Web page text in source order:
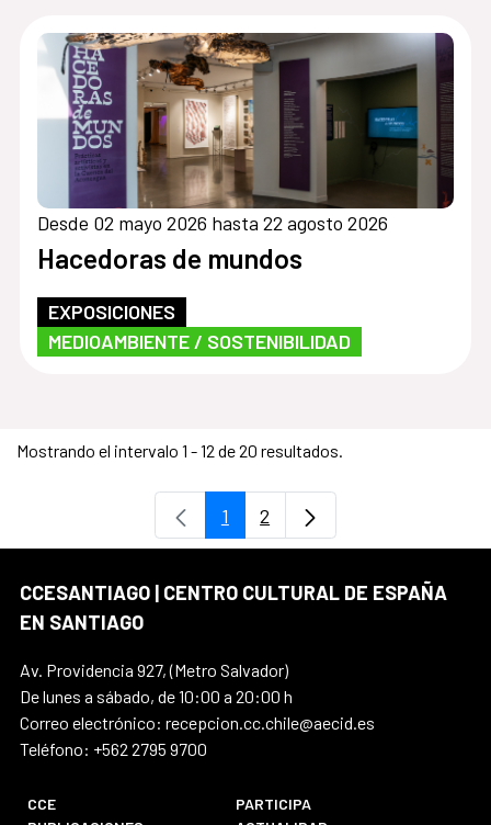
Desde 02 mayo 2026 hasta 22 agosto 2026
Hacedoras de mundos
EXPOSICIONES
MEDIOAMBIENTE / SOSTENIBILIDAD
Mostrando el intervalo 1 - 12 de 20 resultados.
Página
1 Página
2
CCESANTIAGO | CENTRO CULTURAL DE ESPAÑA
EN SANTIAGO
Av. Providencia 927, (Metro Salvador)
De lunes a sábado, de 10:00 a 20:00 h
Correo electrónico: recepcion.cc.chile@aecid.es
Teléfono: +562 2795 9700
CCE
PARTICIPA